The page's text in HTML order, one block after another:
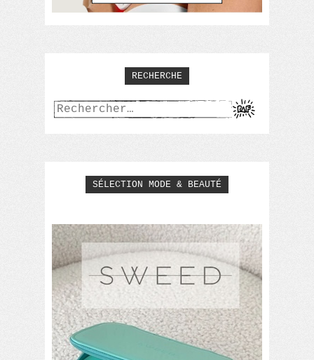
RECHERCHE
Rechercher :
SÉLECTION MODE & BEAUTÉ